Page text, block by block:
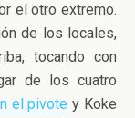
el otro extremo.
de los locales,
tocando con
de los cuatro
el pivote y Koke